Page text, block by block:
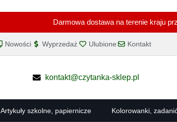
Darmowa dostawa na terenie kraju
Nowości Wyprzedaż Ulubione Kontakt
kontakt@czytanka-sklep.pl
Artykuły szkolne, papiernicze Kolorowanki,